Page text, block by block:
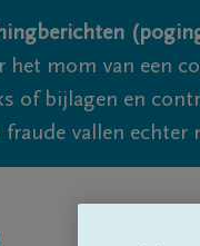
het mom van een
of bijlagen en
vallen